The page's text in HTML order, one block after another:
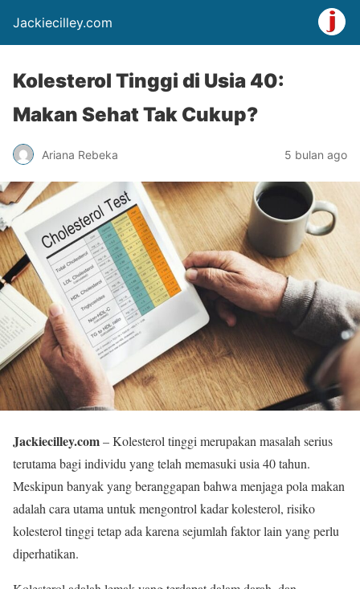
Jackiecilley.com
Kolesterol Tinggi di Usia 40:
Makan Sehat Tak Cukup?
Ariana Rebeka 5 bulan ago
Jackiecilley.com– Kolesterol tinggi merupakan masalah serius
terutama bagi individu yang telah memasuki usia 40 tahun.
Meskipun banyak yang beranggapan bahwa menjaga pola makan
adalah cara utama untuk mengontrol kadar kolesterol, risiko
kolesterol tinggi tetap ada karena sejumlah faktor lain yang perlu
diperhatikan.